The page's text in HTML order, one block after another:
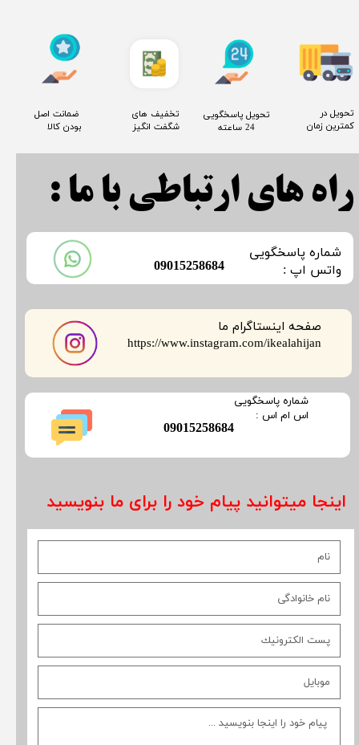
صفحه اینستاگرام ما
​​​​​​​https://www.instagram.com/ikealahijan
​شماره پاسخگویی
​​​​​واتس اپ :
​09015258684
اینجا میتوانید پیام خود را برای ما بنویسید
راه های ارتباطی با ما :
​09015258684
​شماره پاسخگویی
​​​​​اس ام اس :
​تحویل در
کمترین زمان
​تحویل پاسخگویی
24 ساعته
​تخفیف های
شگفت انگیز
​ ضمانت اصل
بودن کالا